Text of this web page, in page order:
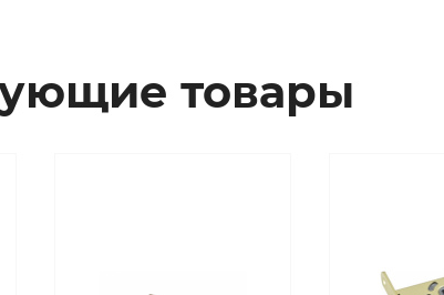
товары